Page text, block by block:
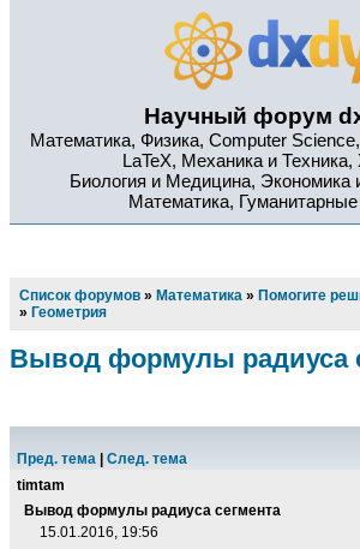
Научный форум
Математика, Физика, Computer
LaTeX, Механика и Техника,
Биология и Медицина, Экономика
Математика, Гуманитарные
Список форумов » Математика » Помогите
» Геометрия
Вывод формулы радиуса
Пред. тема
След. тема
timtam
Вывод формулы радиуса сегмента
15.01.2016, 19:56